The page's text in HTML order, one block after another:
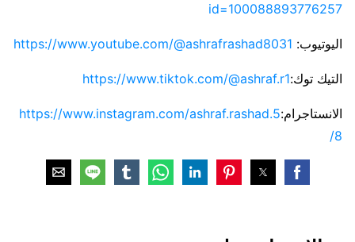
id=100088893776257
اليوتيوب: https://www.youtube.com/@ashrafrashad8031
التيك توك:https://www.tiktok.com/@ashraf.r1
الانستاجرام:https://www.instagram.com/ashraf.rashad.5
8/